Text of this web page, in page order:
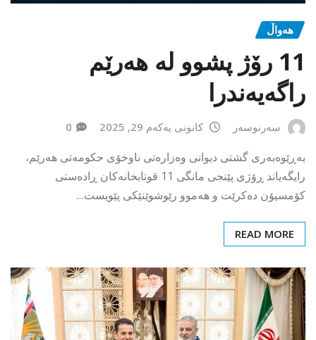
هەواڵ
11 رۆژ پشوو لە هەرێم
راگەیەندرا
سەرنوسەر کانونی یەکەم 29, 2025 0
بەڕێوەبەری گشتی دیوانی وەزارەتی ناوخۆی حکومەتی هەرێم،
رایگەیاند ڕۆژی پێنجی مانگی 11 قوتابخانەکان ڕادەستی
کۆمسیۆن دەکرێت و هەموو رێوشوێنێکی پێویست…
READ MORE